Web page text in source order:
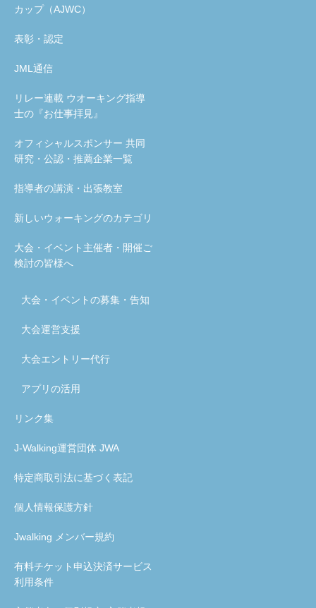
カップ（AJWC）
表彰・認定
JML通信
リレー連載 ウオーキング指導
士の『お仕事拝見』
オフィシャルスポンサー 共同
研究・公認・推薦企業一覧
指導者の講演・出張教室
新しいウォーキングのカテゴリ
大会・イベント主催者・開催ご
検討の皆様へ
大会・イベントの募集・告知
大会運営支援
大会エントリー代行
アプリの活用
リンク集
J-Walking運営団体 JWA
特定商取引法に基づく表記
個人情報保護方針
Jwalking メンバー規約
有料チケット申込決済サービス
利用条件